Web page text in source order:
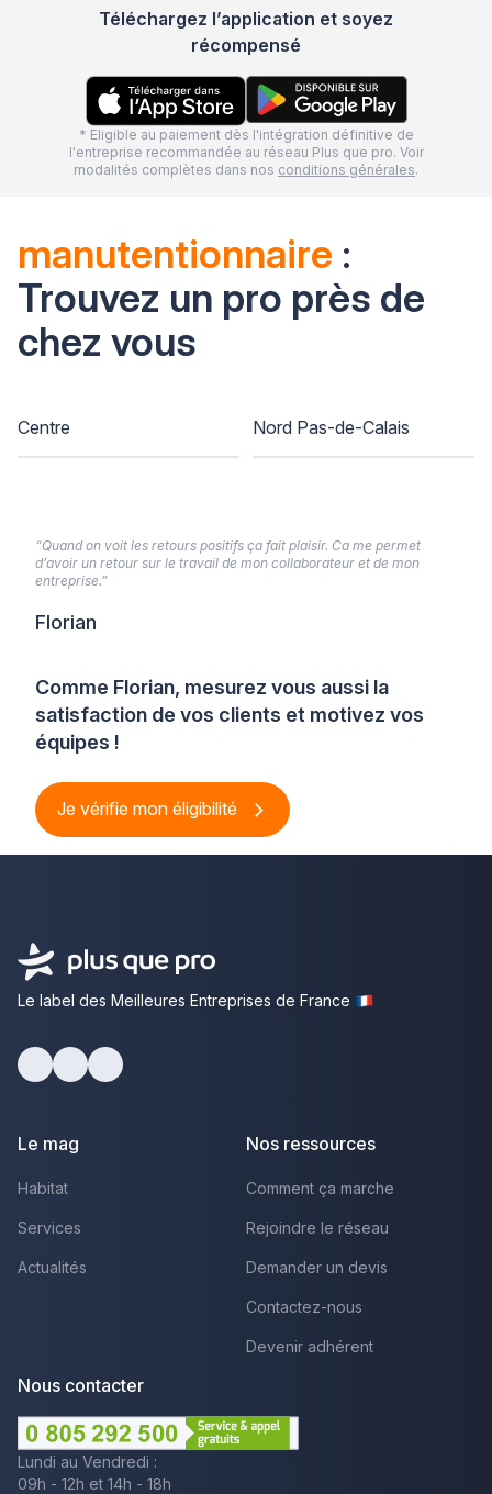
Téléchargez l’application et soyez
récompensé
* Eligible au paiement dès l'intégration définitive de
l'entreprise recommandée au réseau Plus que pro. Voir
modalités complètes dans nos conditions générales.
manutentionnaire :
Trouvez un pro près de
chez vous
Centre Nord Pas-de-Calais
Comme Florian, mesurez vous aussi la
satisfaction de vos clients et motivez vos
équipes !
Je vérifie mon éligibilité
“Quand on voit les retours positifs ça fait plaisir. Ca me permet
d’avoir un retour sur le travail de mon collaborateur et de mon
entreprise.”
Florian
Le label des Meilleures Entreprises de France
Le mag
Habitat
Services
Actualités
Nos ressources
Comment ça marche
Rejoindre le réseau
Demander un devis
Contactez-nous
Devenir adhérent
Nous contacter
Lundi au Vendredi :
09h - 12h et 14h - 18h